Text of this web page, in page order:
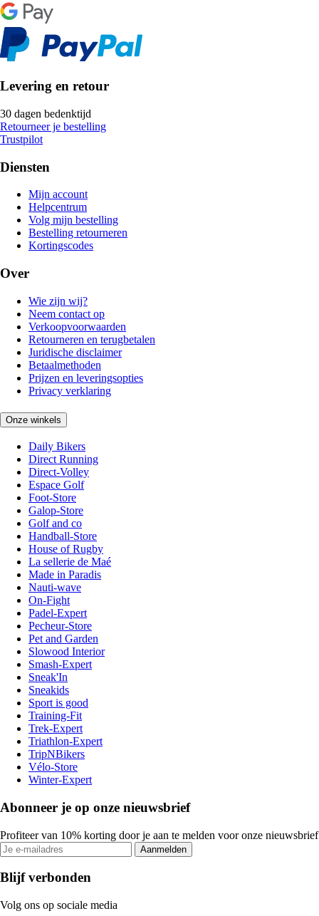
Levering en retour
30 dagen bedenktijd
Retourneer je bestelling
Trustpilot
Diensten
Mijn account
Helpcentrum
Volg mijn bestelling
Bestelling retourneren
Kortingscodes
Over
Wie zijn wij?
Neem contact op
Verkoopvoorwaarden
Retourneren en terugbetalen
Juridische disclaimer
Betaalmethoden
Prijzen en leveringsopties
Privacy verklaring
Onze winkels
Daily Bikers
Direct Running
Direct-Volley
Espace Golf
Foot-Store
Galop-Store
Golf and co
Handball-Store
House of Rugby
La sellerie de Maé
Made in Paradis
Nauti-wave
On-Fight
Padel-Expert
Pecheur-Store
Pet and Garden
Slowood Interior
Smash-Expert
Sneak'In
Sneakids
Sport is good
Training-Fit
Trek-Expert
Triathlon-Expert
TripNBikers
Vélo-Store
Winter-Expert
Abonneer je op onze nieuwsbrief
Profiteer van 10% korting door je aan te melden voor onze nieuwsbrief
Aanmelden
Blijf verbonden
Volg ons op sociale media